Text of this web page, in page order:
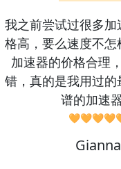
我之前尝试过很多加
格高，要么速度不怎
加速器的价格合理
错，真的是我用过
谱的加速器
Gianna